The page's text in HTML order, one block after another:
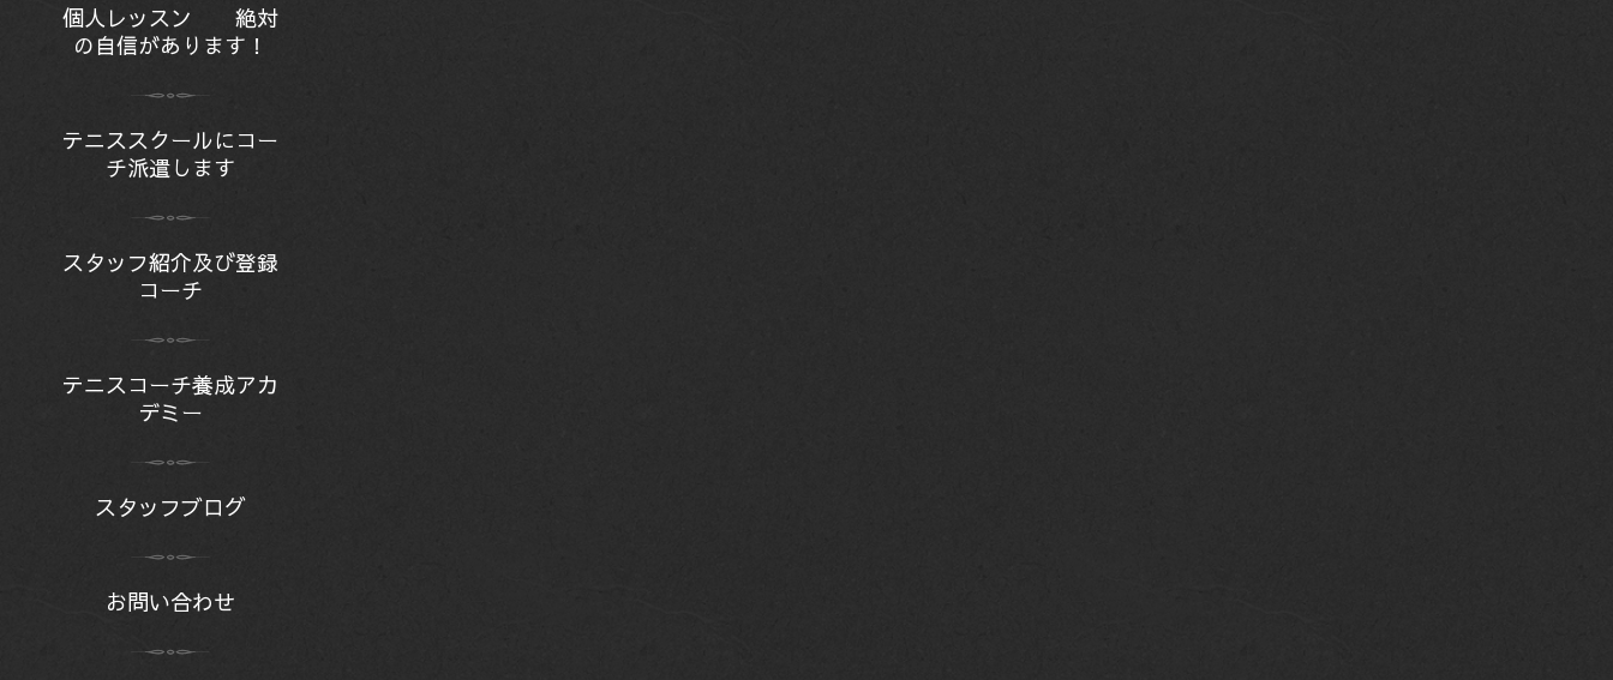
個人レッスン 絶対
の自信があります！
テニススクールにコー
チ派遣します
スタッフ紹介及び登録
コーチ
テニスコーチ養成アカ
デミー
スタッフブログ
お問い合わせ